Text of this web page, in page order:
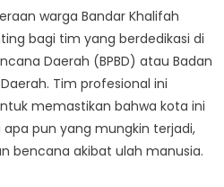
warga Bandar Khalifah
bagi tim yang berdedikasi di
Daerah (BPBD) atau Badan
Tim profesional ini
memastikan bahwa kota ini
pun yang mungkin terjadi,
bencana akibat ulah manusia.